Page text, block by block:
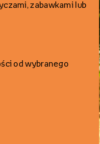
zabawkami lub
od wybranego